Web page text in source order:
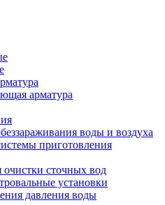
арматура
воды и воздуха
приготовления
очистки сточных вод
установки
давления воды